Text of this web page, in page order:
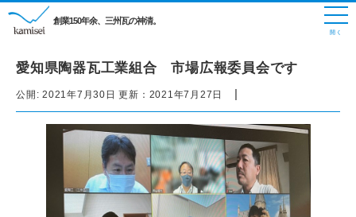
創業150年余、三州瓦の神清。
愛知県陶器瓦工業組合 市場広報委員会です
公開: 2021年7月30日 更新： 2021年7月27日 |